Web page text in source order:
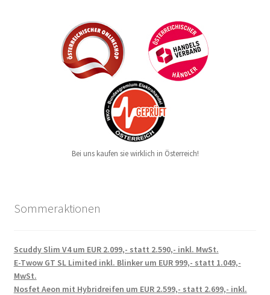
Bei uns kaufen sie wirklich in Österreich!
Sommeraktionen
Scuddy Slim V4 um EUR 2.099,- statt 2.590,- inkl. MwSt.
E-Twow GT SL Limited inkl. Blinker um EUR 999,- statt 1.049,-
MwSt.
Nosfet Aeon mit Hybridreifen um EUR 2.599,- statt 2.699,- inkl.